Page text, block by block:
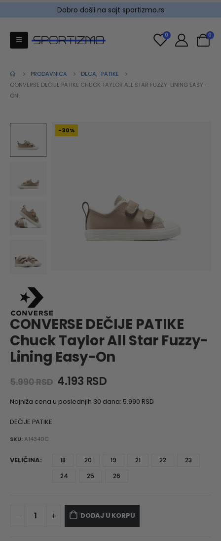
Dobro došli na sajt sportizmo.rs
0 0
PRODAVNICA DECA, PATIKE
CONVERSE DEČIJE PATIKE CHUCK TAYLOR ALL STAR FUZZY-LINING EASY-
ON
-30%
CONVERSE DEČIJE PATIKE
Chuck Taylor All Star Fuzzy-
Lining Easy-On
5.990RSD Original
was:
4.193 RSDCurrent
is:
Najniža cena u poslednjih 30 dana: 5.990 RSD
DEČIJE PATIKE
SKU:A14340C
VELIČINA 18 20 19 21 22
23
24
25 26
DODAJ U KORPU